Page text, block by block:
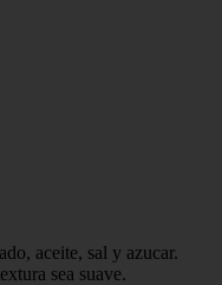
aceite, sal y azucar.
sea suave.